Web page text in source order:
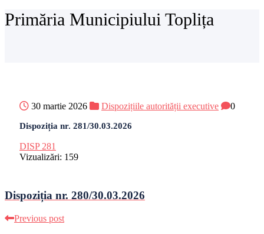
Primăria Municipiului Toplița
30 martie 2026 Dispozițiile autorității executive 0
Dispoziția nr. 281/30.03.2026
DISP 281
Vizualizări: 159
Dispoziția nr. 280/30.03.2026
Previous post